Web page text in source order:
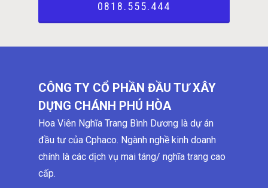
0818.555.444
CÔNG TY CỔ PHẦN ĐẦU TƯ XÂY
DỰNG CHÁNH PHÚ HÒA
Hoa Viên Nghĩa Trang Bình Dương là dự án
đầu tư của Cphaco. Ngành nghề kinh doanh
chính là các dịch vụ mai táng/ nghĩa trang cao
cấp.